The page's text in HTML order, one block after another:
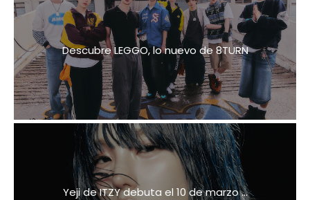
Descubre LEGGO, lo nuevo de 8TURN
Yeji de ITZY debuta el 10 de marzo ...